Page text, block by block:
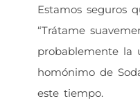
Estamos seguros
“Trátame
probablemente la
homónimo de
este tiempo.